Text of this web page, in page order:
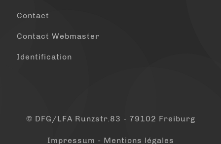
Contact
Contact Webmaster
Identification
© DFG/LFA Runzstr.83 - 79102 Freiburg
Impressum - Mentions légales